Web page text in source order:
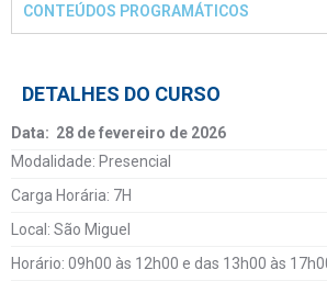
CONTEÚDOS PROGRAMÁTICOS
DETALHES DO CURSO
Data: 28 de fevereiro de 2026
Modalidade: Presencial
Carga Horária: 7H
Local: São Miguel
Horário: 09h00 às 12h00 e das 13h00 às